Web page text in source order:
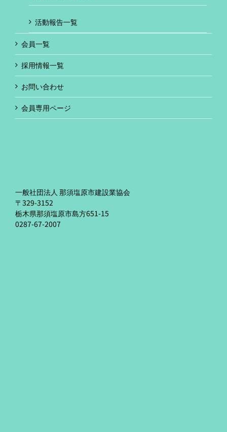
活動報告一覧
会員一覧
採用情報一覧
お問い合わせ
会員専用ページ
一般社団法人 那須塩原市建設業協会
〒329-3152
栃木県那須塩原市島方651-15
0287-67-2007